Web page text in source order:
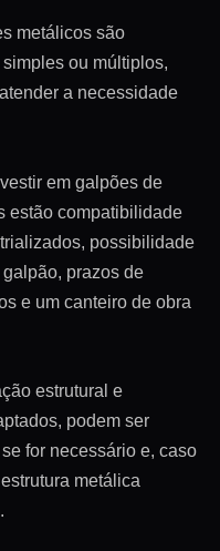
metálicos são
ou múltiplos,
a necessidade
em galpões de
estão compatibilidade
possibilidade
prazos de
e um canteiro de obra
estrutural e
podem ser
for necessário e, caso
metálica